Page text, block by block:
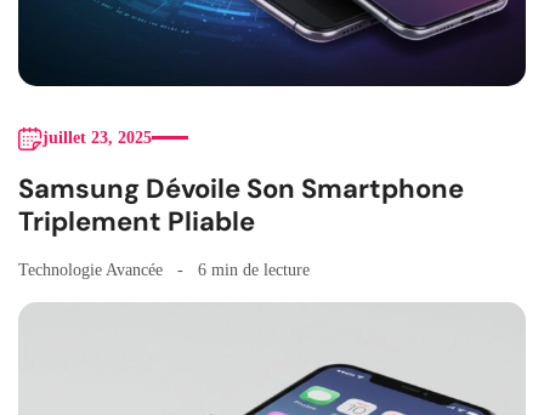
juillet 23, 2025
Samsung Dévoile Son Smartphone
Triplement Pliable
Technologie Avancée 6 min de lecture